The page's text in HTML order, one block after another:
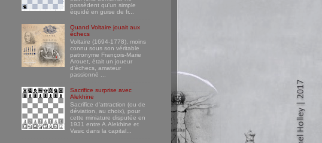
possèdent qu'un simple
équidé en guise de fr...
Quand Voltaire jouait aux
échecs
Voltaire (1694-1778), moins
connu sous son véritable
patronyme François-Marie
Arouet, était un joueur
d'échecs, amateur
passionné ...
Sacrifice surprise avec
Alekhine
Sacrifice d'attraction (ou de
déviation, au choix), pour
cette miniature disputée en
1931 entre A.Alekhine et
Vasic dans la capital...